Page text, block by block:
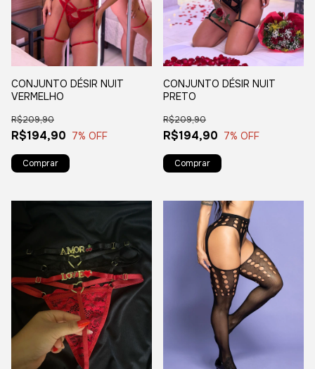
CONJUNTO DÉSIR NUIT
VERMELHO
R$194,90
R$209,90
7% OFF
Comprar
CONJUNTO DÉSIR NUIT
PRETO
R$194,90
R$209,90
7% OFF
Comprar